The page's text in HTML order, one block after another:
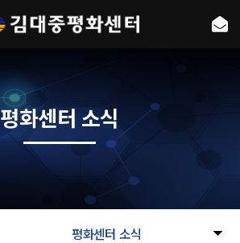
평화센터 소식
평화센터 소식